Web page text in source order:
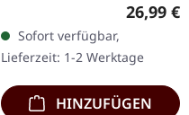
Grüngelb/Schwarz "Evil
Slime" marmoriertes
Vinyl.…
26,99 €
Sofort verfügbar,
Lieferzeit: 1-2 Werktage
HINZUFÜGEN